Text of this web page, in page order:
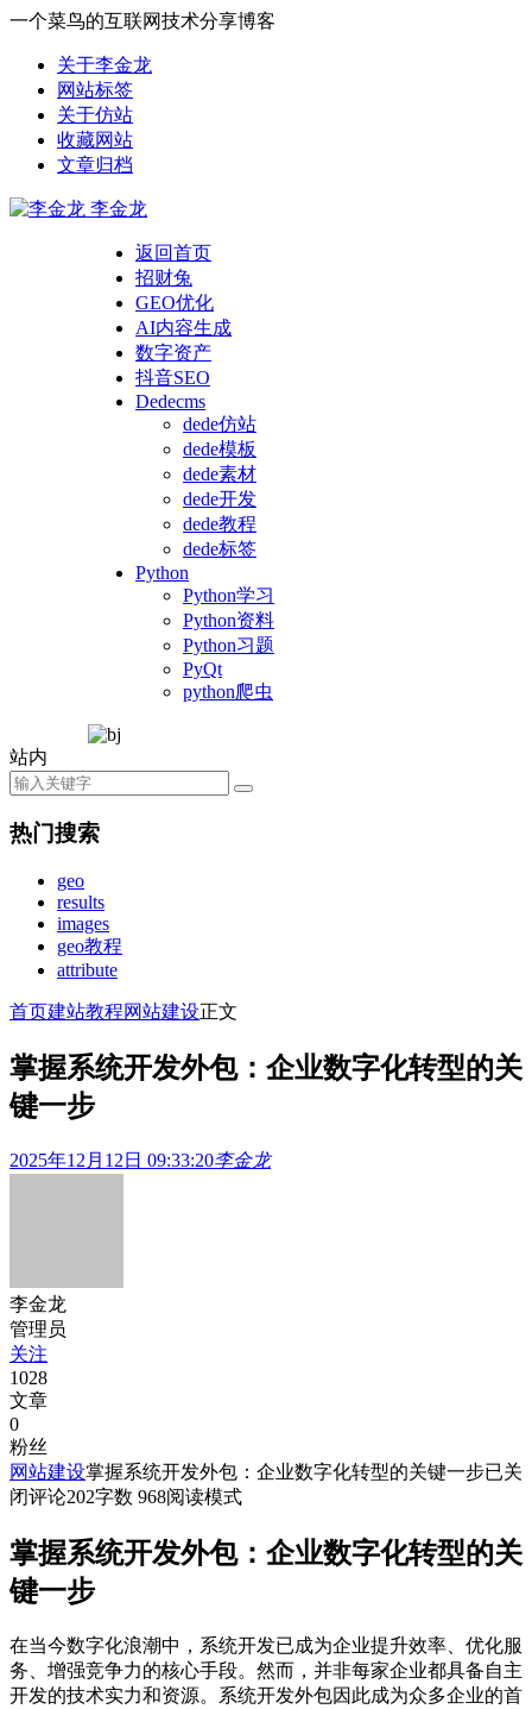
一个菜鸟的互联网技术分享博客
关于李金龙
网站标签
关于仿站
收藏网站
文章归档
李金龙
返回首页
招财兔
GEO优化
AI内容生成
数字资产
抖音SEO
Dedecms
dede仿站
dede模板
dede素材
dede开发
dede教程
dede标签
Python
Python学习
Python资料
Python习题
PyQt
python爬虫
站内
热门搜索
geo
results
images
geo教程
attribute
首页建站教程网站建设正文
掌握系统开发外包：企业数字化转型的关
键一步
2025年12月12日 09:33:20李金龙
李金龙
管理员
关注
1028
文章
0
粉丝
网站建设掌握系统开发外包：企业数字化转型的关键一步已关
闭评论202字数 968阅读模式
掌握系统开发外包：企业数字化转型的关
键一步
在当今数字化浪潮中，系统开发已成为企业提升效率、优化服
务、增强竞争力的核心手段。然而，并非每家企业都具备自主
开发的技术实力和资源。系统开发外包因此成为众多企业的首